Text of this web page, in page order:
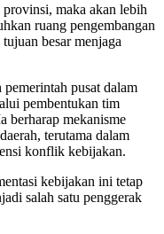
maka akan lebih
ruang pengembangan
besar menjaga
pusat dalam
pembentukan tim
berharap mekanisme
terutama dalam
konflik kebijakan.
kebijakan ini tetap
salah satu penggerak